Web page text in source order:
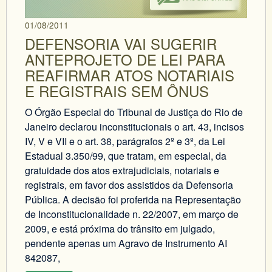
01/08/2011
DEFENSORIA VAI SUGERIR
ANTEPROJETO DE LEI PARA
REAFIRMAR ATOS NOTARIAIS
E REGISTRAIS SEM ÔNUS
O Órgão Especial do Tribunal de Justiça do Rio de
Janeiro declarou inconstitucionais o art. 43, incisos
IV, V e VII e o art. 38, parágrafos 2º e 3º, da Lei
Estadual 3.350/99, que tratam, em especial, da
gratuidade dos atos extrajudiciais, notariais e
registrais, em favor dos assistidos da Defensoria
Pública. A decisão foi proferida na Representação
de Inconstitucionalidade n. 22/2007, em março de
2009, e está próxima do trânsito em julgado,
pendente apenas um Agravo de Instrumento AI
842087,